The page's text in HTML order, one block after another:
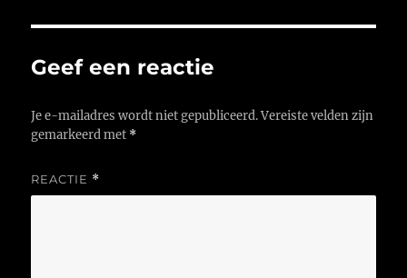
Geef een reactie
Je e-mailadres wordt niet gepubliceerd. Vereiste velden zijn
gemarkeerd met *
REACTIE *